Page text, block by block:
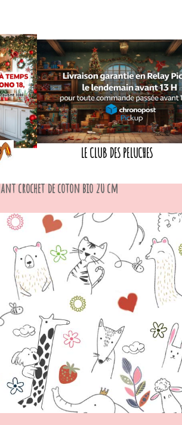
LE CLUB DES PELUCHES
crochet de coton bio 20 cm